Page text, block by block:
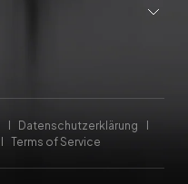
Datenschutzerklärung
Terms of Service